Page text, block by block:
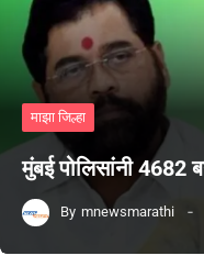
माझा जिल्हा
मुंबई पोलिसांनी 4682
By mnewsmarathi